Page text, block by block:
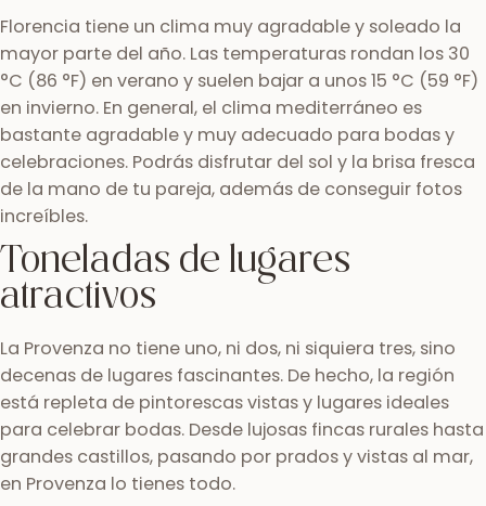
Florencia tiene un clima muy agradable y soleado la
mayor parte del año. Las temperaturas rondan los 30
°C (86 °F) en verano y suelen bajar a unos 15 °C (59 °F)
en invierno. En general, el clima mediterráneo es
bastante agradable y muy adecuado para bodas y
celebraciones. Podrás disfrutar del sol y la brisa fresca
de la mano de tu pareja, además de conseguir fotos
increíbles.
Toneladas de lugares
atractivos
La Provenza no tiene uno, ni dos, ni siquiera tres, sino
decenas de lugares fascinantes. De hecho, la región
está repleta de pintorescas vistas y lugares ideales
para celebrar bodas. Desde lujosas fincas rurales hasta
grandes castillos, pasando por prados y vistas al mar,
en Provenza lo tienes todo.